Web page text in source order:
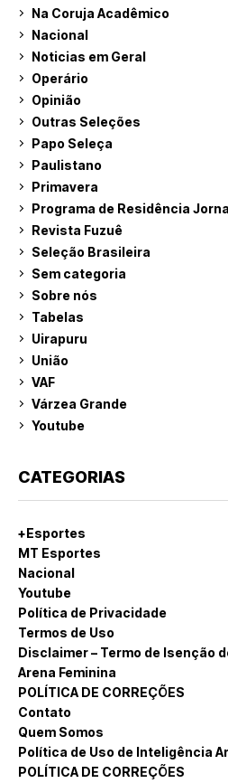
Na Coruja Acadêmico
Nacional
Noticias em Geral
Operário
Opinião
Outras Seleções
Papo Seleça
Paulistano
Primavera
Programa de Residência
Revista Fuzuê
Seleção Brasileira
Sem categoria
Sobre nós
Tabelas
Uirapuru
União
VAF
Várzea Grande
Youtube
CATEGORIAS
+Esportes
MT Esportes
Nacional
Youtube
Política de Privacidade
Termos de Uso
Disclaimer – Termo de Isenção
Arena Feminina
POLÍTICA DE CORREÇÕES
Contato
Quem Somos
Política de Uso de Inteligência
POLÍTICA DE CORREÇÕES